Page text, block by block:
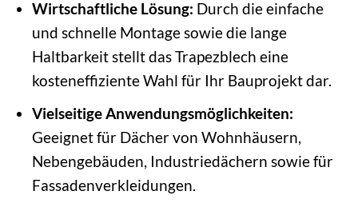
Wirtschaftliche Lösung: Durch die einfache
und schnelle Montage sowie die lange
Haltbarkeit stellt das Trapezblech eine
kosteneffiziente Wahl für Ihr Bauprojekt dar.
Vielseitige Anwendungsmöglichkeiten:
Geeignet für Dächer von Wohnhäusern,
Nebengebäuden, Industriedächern sowie für
Fassadenverkleidungen.